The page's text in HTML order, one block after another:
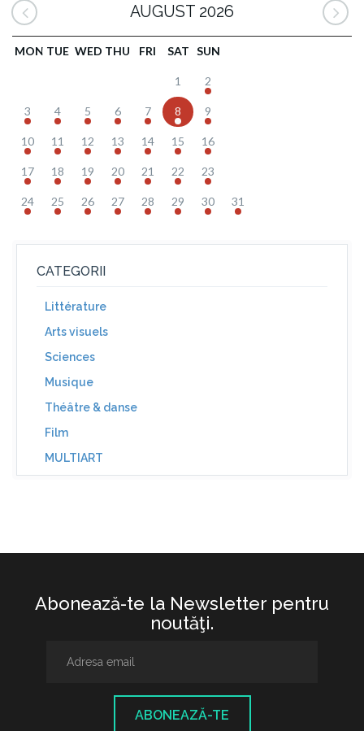
AUGUST 2026
MON TUE WED THU FRI SAT SUN
1 2
3 4 5 6 7 8 9
10 11 12 13 14 15 16
17 18 19 20 21 22 23
24 25 26 27 28 29 30 31
CATEGORII
Littérature
Arts visuels
Sciences
Musique
Théâtre & danse
Film
MULTIART
Abonează-te la Newsletter pentru
noutăţi.
ABONEAZĂ-TE